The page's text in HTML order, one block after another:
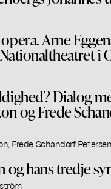
Arne
i
Dialog
og Frede
Frede Schandorf Petersen
og hans tredje